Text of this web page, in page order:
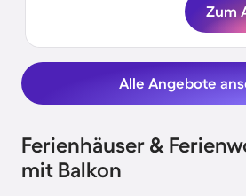
Zum
Alle Angebote
Ferienhäuser &
mit Balkon